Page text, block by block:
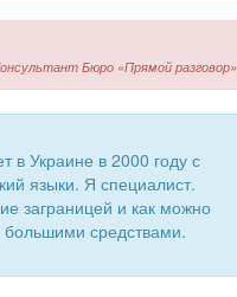
Бюро «Прямой разговор»
в Украине в 2000 году с
языки. Я специалист.
заграницей и как можно
большими средствами.